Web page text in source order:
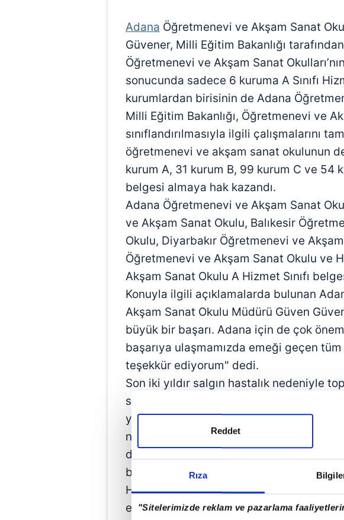
Rıza
"Sitelerimizde reklam ve pazarlama
Reddet
Adana Öğretmenevi ve Akşam Sanat
Güvener, Milli Eğitim Bakanlığı
Öğretmenevi ve Akşam Sanat
sonucunda sadece 6 kuruma A Sınıfı
kurumlardan birisinin de Adana
Milli Eğitim Bakanlığı, Öğretmenevi ve
sınıflandırılmasıyla ilgili çalışmalarını
öğretmenevi ve akşam sanat okulunun
kurum A, 31 kurum B, 99 kurum C ve 54
belgesi almaya hak kazandı.
Adana Öğretmenevi ve Akşam Sanat
ve Akşam Sanat Okulu, Balıkesir
Okulu, Diyarbakır Öğretmenevi ve
Öğretmenevi ve Akşam Sanat Okulu ve
Akşam Sanat Okulu A Hizmet Sınıfı
Konuyla ilgili açıklamalarda bulunan
Akşam Sanat Okulu Müdürü Güven
büyük bir başarı. Adana için de çok
başarıya ulaşmamızda emeği geçen tüm
teşekkür ediyorum" dedi.
Son iki yıldır salgın hastalık nedeniyle
süreç yaşadığımızı hatırlatan Güvener,
yaşadığımız sokağa çıkma kısıtlamaları
nedeniyle umuma açık hizmet olarak
durdurulması nedeniyle birçok
büyük bir özveri ile çalışarak tüm
Hizmet verdiğimiz her an kalitemizi en
ekip çalışması da böyle güzel bir